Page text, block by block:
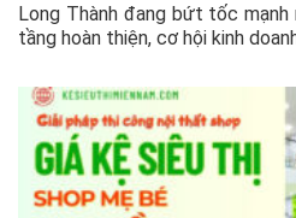
Long Thành đang bứt tốc mạnh
tầng hoàn thiện, cơ hội kinh